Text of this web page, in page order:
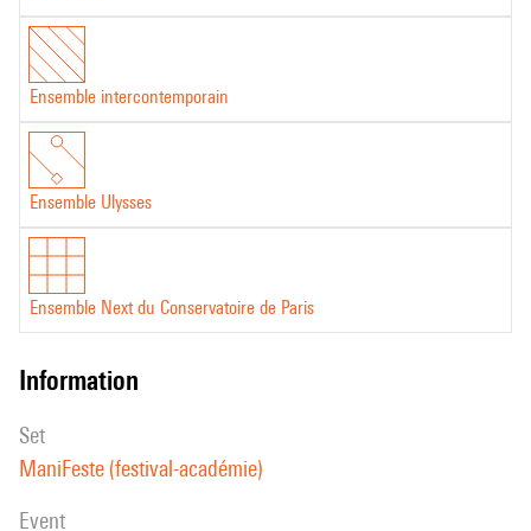
Ensemble intercontemporain
Ensemble Ulysses
Ensemble Next du Conservatoire de Paris
information
set
ManiFeste (festival-académie)
event